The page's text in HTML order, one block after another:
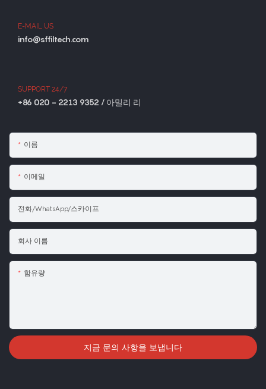
E-MAIL US
info@sffiltech.com
SUPPORT 24/7
+86 020 - 2213 9352 / 아밀리 리
이름
이메일
전화/WhatsApp/스카이프
회사 이름
함유량
지금 문의 사항을 보냅니다